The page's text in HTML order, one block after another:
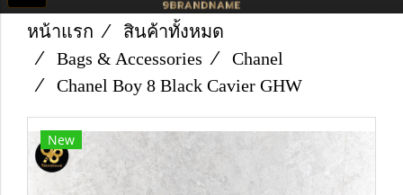
หน้าแรก
สินค้าทั้งหมด
Bags & Accessories
Chanel
Chanel Boy 8 Black Cavier GHW
New